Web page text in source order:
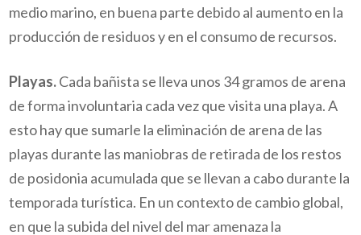
medio marino, en buena parte debido al aumento en la
producción de residuos y en el consumo de recursos.
Playas.Cada bañista se lleva unos 34 gramos de arena
de forma involuntaria cada vez que visita una playa. A
esto hay que sumarle la eliminación de arena de las
playas durante las maniobras de retirada de los restos
de posidonia acumulada que se llevan a cabo durante la
temporada turística. En un contexto de cambio global,
en que la subida del nivel del mar amenaza la